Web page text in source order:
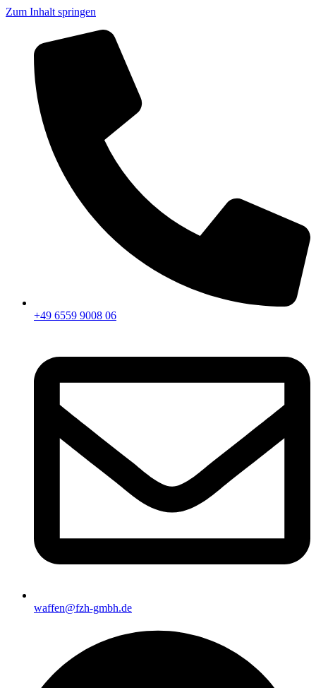
Zum Inhalt springen
+49 6559 9008 06
waffen@fzh-gmbh.de